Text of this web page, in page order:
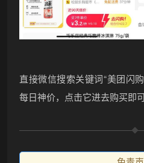
直接微信搜索关键词“美团闪
每日神价，点击它进去购买即可